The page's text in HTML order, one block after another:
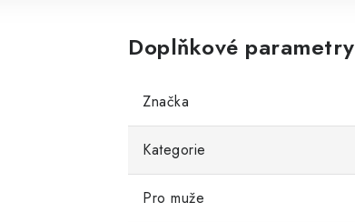
Doplňkové parametry
Značka
Kategorie
Pro muže